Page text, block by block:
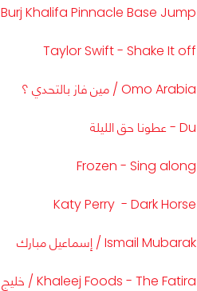
Burj Khalifa Pinnacle Base Jump
Taylor Swift - Shake It off
Omo Arabia / مين فاز بالتحدي ؟
Du - عطونا حق الليلة
Frozen - Sing along
Katy Perry - Dark Horse
Ismail Mubarak / إسماعيل مبارك
Khaleej Foods - The Fatira / خليج فودز - الفطيرة